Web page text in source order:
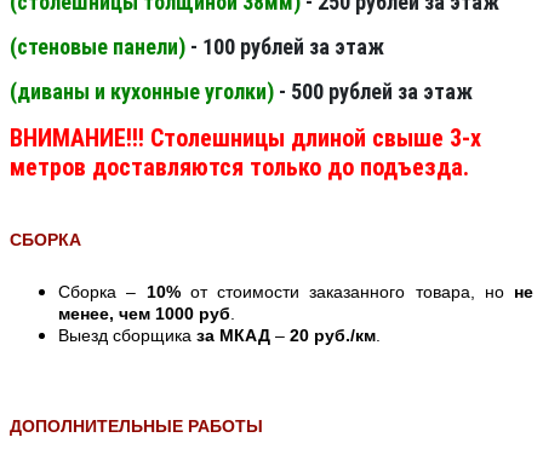
(стеновые панели) - 100 рублей за этаж
(диваны и кухонные уголки) - 500 рублей за этаж
ВНИМАНИЕ!!! Столешницы длиной свыше 3-х
метров доставляются только до подъезда.
СБОРКА
Сборка – 10%от стоимости заказанного товара, но не
менее, чем 1000 руб
Выезд сборщика за МКАД – 20 руб./км
ДОПОЛНИТЕЛЬНЫЕ РАБОТЫ